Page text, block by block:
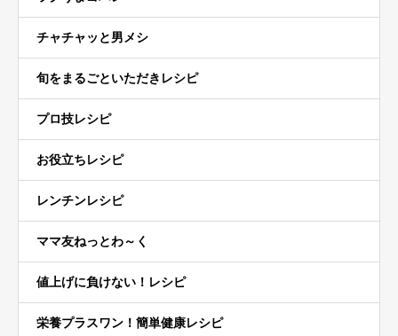
チャチャッと男メシ
旬をまるごといただきレシピ
プロ技レシピ
お役立ちレシピ
レンチンレシピ
ママ友ねっとわ～く
値上げに負けない！レシピ
栄養プラスワン！簡単健康レシピ